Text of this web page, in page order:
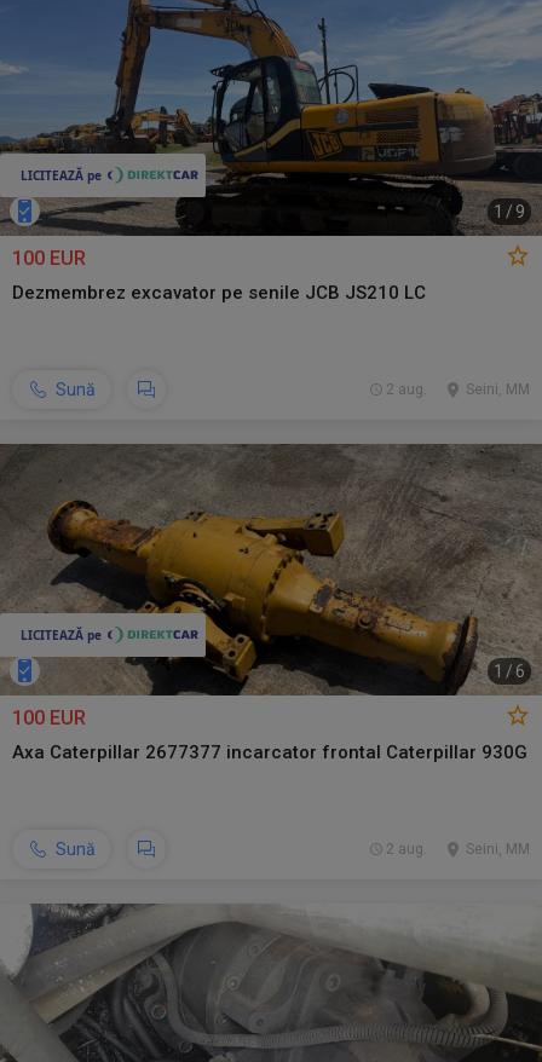
1 / 9
100 EUR
Dezmembrez excavator pe senile JCB JS210 LC
Sună Seini, MM
2 aug.
1 /6
100 EUR
Axa Caterpillar 2677377 incarcator frontal Caterpillar 930G
Sună Seini, MM
2 aug.